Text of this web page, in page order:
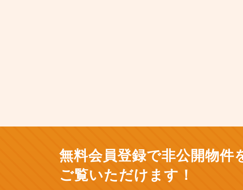
無料会員登録で非公開物件
ご覧いただけます！